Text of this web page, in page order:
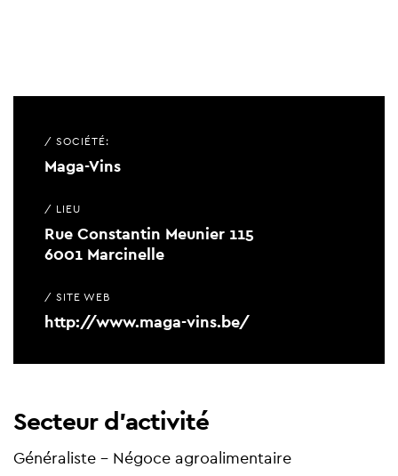
/ SOCIÉTÉ:
Maga-Vins
/ LIEU
Rue Constantin Meunier 115
6001 Marcinelle
/ SITE WEB
http://www.maga-vins.be/
Secteur d'activité
Généraliste - Négoce agroalimentaire